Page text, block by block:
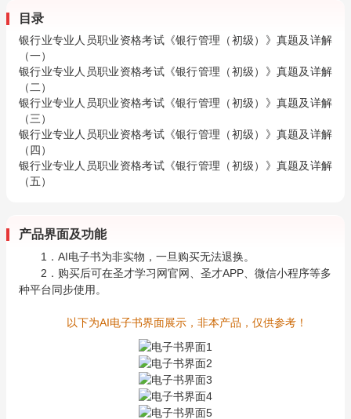
目录
银行业专业人员职业资格考试《银行管理（初级）》真题及详解
（一）
银行业专业人员职业资格考试《银行管理（初级）》真题及详解
（二）
银行业专业人员职业资格考试《银行管理（初级）》真题及详解
（三）
银行业专业人员职业资格考试《银行管理（初级）》真题及详解
（四）
银行业专业人员职业资格考试《银行管理（初级）》真题及详解
（五）
产品界面及功能
1．AI电子书为非实物，一旦购买无法退换。
2．购买后可在圣才学习网官网、圣才APP、微信小程序等多
种平台同步使用。
以下为AI电子书界面展示，非本产品，仅供参考！